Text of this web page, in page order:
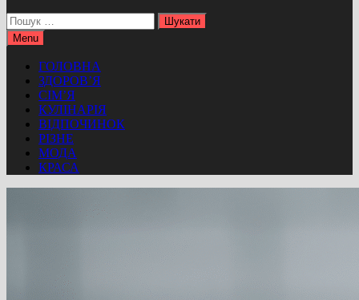
Пошук:
Menu
ГОЛОВНА
ЗДОРОВ’Я
СІМ’Я
КУЛІНАРІЯ
ВІДПОЧИНОК
РІЗНЕ
МОДА
КРАСА